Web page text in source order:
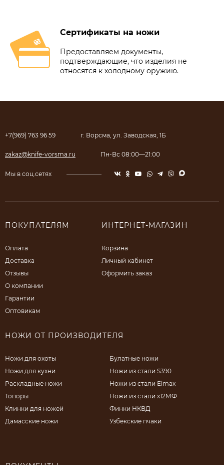
Сертификаты на ножи
Предоставляем документы,
подтверждающие, что изделия не
относятся к холодному оружию.
+7(969) 763 96 59 г. Ворсма, ул. Заводская, 1Б
zakaz@knife-vorsma.ru Пн-Вс 08:00—21:00
Мы в соц.сетях
ПОКУПАТЕЛЯМ
Оплата
Доставка
Отзывы
О компании
Гарантии
Оптовикам
ИНТЕРНЕТ-МАГАЗИН
Корзина
Личный кабинет
Оформить заказ
НОЖИ ОТ ПРОИЗВОДИТЕЛЯ
Ножи для охоты
Ножи для кухни
Раскладные ножи
Топоры
Клинки для ножей
Дамасские ножи
Булатные ножи
Ножи из стали S390
Ножи из стали Elmax
Ножи из стали х12МФ
Финки НКВД
Узбекские пчаки